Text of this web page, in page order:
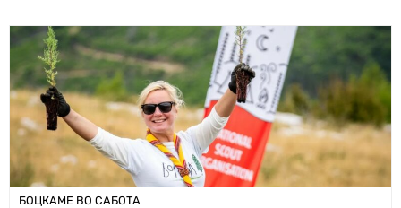
БОЦКАМЕ ВО САБОТА